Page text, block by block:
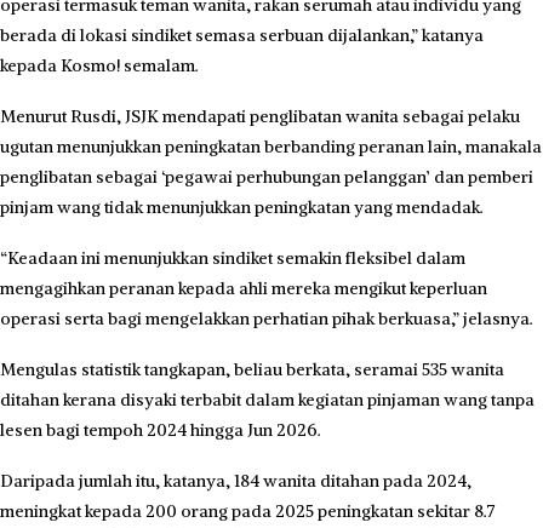
operasi termasuk teman wanita, rakan serumah atau individu yang
berada di lokasi sindiket semasa serbuan dijalankan,” katanya
kepada Kosmo! semalam.
Menurut Rusdi, JSJK mendapati penglibatan wanita sebagai pelaku
ugutan menunjukkan peningkatan berbanding ­peranan lain, manakala
penglibatan sebagai ‘pegawai perhubungan pelanggan’ dan pemberi
pinjam wang tidak menunjukkan peningkatan yang mendadak.
“Keadaan ini menunjukkan sindiket semakin fleksibel dalam
mengagihkan peranan kepada ahli mereka mengikut keperluan
operasi serta bagi mengelakkan perhatian pihak berkuasa,” jelasnya.
Mengulas statistik tangkapan, beliau berkata, seramai 535 ­wanita
ditahan kerana disyaki terbabit dalam kegiatan pinjaman wang tanpa
lesen bagi tempoh 2024 hingga Jun 2026.
Daripada jumlah itu, katanya, 184 wanita ditahan pada 2024,
meningkat kepada 200 orang pada 2025 peningkatan sekitar 8.7